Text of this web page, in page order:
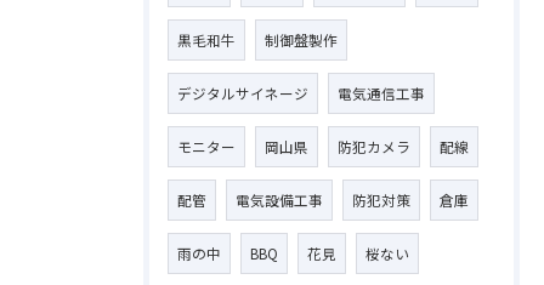
黒毛和牛 制御盤製作
デジタルサイネージ 電気通信工事
モニター 岡山県 防犯カメラ 配線
配管 電気設備工事 防犯対策 倉庫
雨の中 BBQ 花見 桜ない